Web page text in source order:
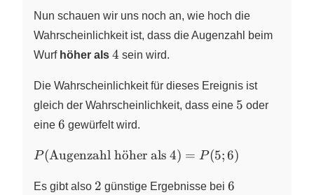
Nun schauen wir uns noch an, wie hoch die
Wahrscheinlichkeit ist, dass die Augenzahl beim
Wurf höher als 4
4 sein wird.
Die Wahrscheinlichkeit für dieses Ereignis ist
gleich der Wahrscheinlichkeit, dass eine 5
5 oder
eine 6
6 gewürfelt wird.
P(\text{Augenzahl
P(5; 6)
P(Augenzahl ho
¨her als 4) = P(5;6)
Es gibt also 2
2 günstige Ergebnisse bei 6
6